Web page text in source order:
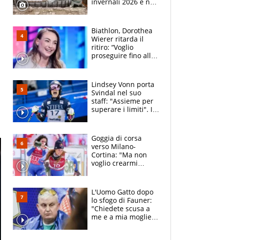
Biathlon, Dorothea
Wierer ritarda il
ritiro: “Voglio
proseguire fino alle
Lindsey Vonn porta
Svindal nel suo
staff: "Assieme per
superare i limiti". Il
Brignone
Goggia di corsa
verso Milano-
Cortina: "Ma non
voglio crearmi
forte come prima"
L'Uomo Gatto dopo
lo sfogo di Fauner:
"Chiedete scusa a
me e a mia moglie,